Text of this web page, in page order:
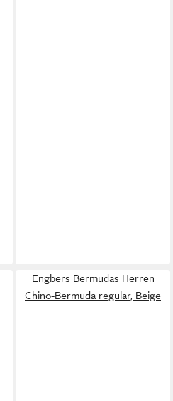
Engbers Bermudas Herren
Chino-Bermuda regular, Beige